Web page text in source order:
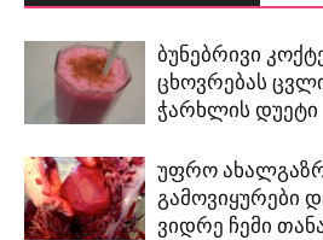
ბუნებრივი
ცხოვრებას
ჭარხლის დუეტი
უფრო
გამოვიყურები
ვიდრე ჩემი